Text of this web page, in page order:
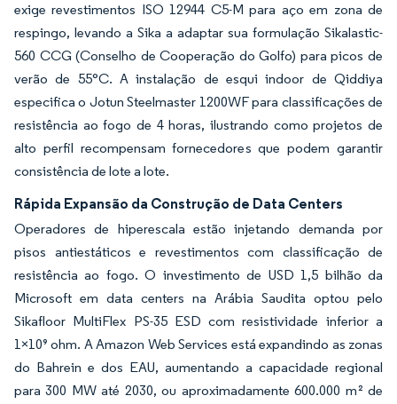
exige revestimentos ISO 12944 C5-M para aço em zona de
respingo, levando a Sika a adaptar sua formulação Sikalastic-
560 CCG (Conselho de Cooperação do Golfo) para picos de
verão de 55°C. A instalação de esqui indoor de Qiddiya
especifica o Jotun Steelmaster 1200WF para classificações de
resistência ao fogo de 4 horas, ilustrando como projetos de
alto perfil recompensam fornecedores que podem garantir
consistência de lote a lote.
Rápida Expansão da Construção de Data Centers
Operadores de hiperescala estão injetando demanda por
pisos antiestáticos e revestimentos com classificação de
resistência ao fogo. O investimento de USD 1,5 bilhão da
Microsoft em data centers na Arábia Saudita optou pelo
Sikafloor MultiFlex PS-35 ESD com resistividade inferior a
1×10⁹ ohm. A Amazon Web Services está expandindo as zonas
do Bahrein e dos EAU, aumentando a capacidade regional
para 300 MW até 2030, ou aproximadamente 600.000 m² de